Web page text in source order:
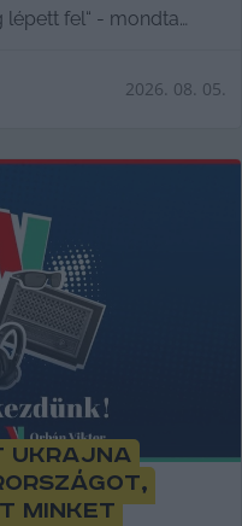
fel“ - mondta
2026. 08. 05.
Ukrajna
minket